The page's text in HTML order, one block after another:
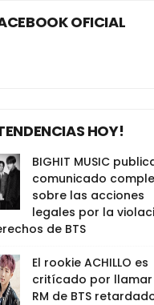
OFICIAL
HOY!
BIGHIT MUSIC
comunicado
sobre las acciones
legales por la
de BTS
El rookie ACHILLO es
critícado por llamar
RM de BTS